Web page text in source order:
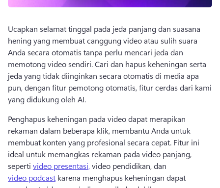
Ucapkan selamat tinggal pada jeda panjang dan suasana
hening yang membuat canggung video atau sulih suara
Anda secara otomatis tanpa perlu mencari jeda dan
memotong video sendiri. Cari dan hapus keheningan serta
jeda yang tidak diinginkan secara otomatis di media apa
pun, dengan fitur pemotong otomatis, fitur cerdas dari kami
yang didukung oleh AI.
Penghapus keheningan pada video dapat merapikan
rekaman dalam beberapa klik, membantu Anda untuk
membuat konten yang profesional secara cepat. Fitur ini
ideal untuk memangkas rekaman pada video panjang,
seperti video presentasi, video pendidikan, dan
video podcast karena menghapus keheningan dapat